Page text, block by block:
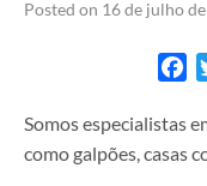
Posted on 16 de julho
Somos especialistas
como galpões, casas